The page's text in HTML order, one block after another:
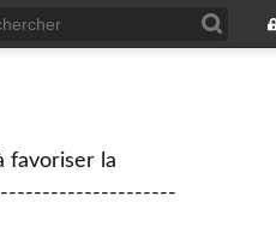
favoriser la